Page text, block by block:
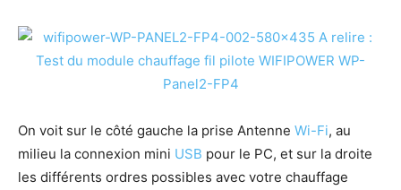
On voit sur le côté gauche la prise Antenne Wi-Fi, au
milieu la connexion mini USB pour le PC, et sur la droite
les différents ordres possibles avec votre chauffage